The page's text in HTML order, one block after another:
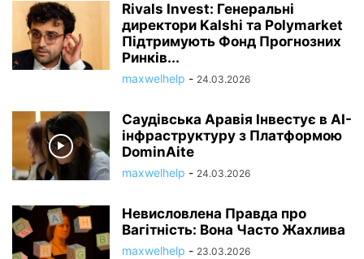
Rivals Invest: Генеральні
директори Kalshi та Polymarket
Підтримують Фонд Прогнозних
Ринків...
maxwelhelp - 24.03.2026
Саудівська Аравія Інвестує в AI-
інфраструктуру з Платформою
DominAite
maxwelhelp - 24.03.2026
Невисловлена Правда про
Вагітність: Вона Часто Жахлива
maxwelhelp - 23.03.2026